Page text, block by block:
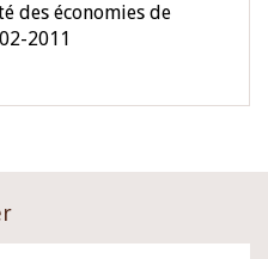
des économies de
2011